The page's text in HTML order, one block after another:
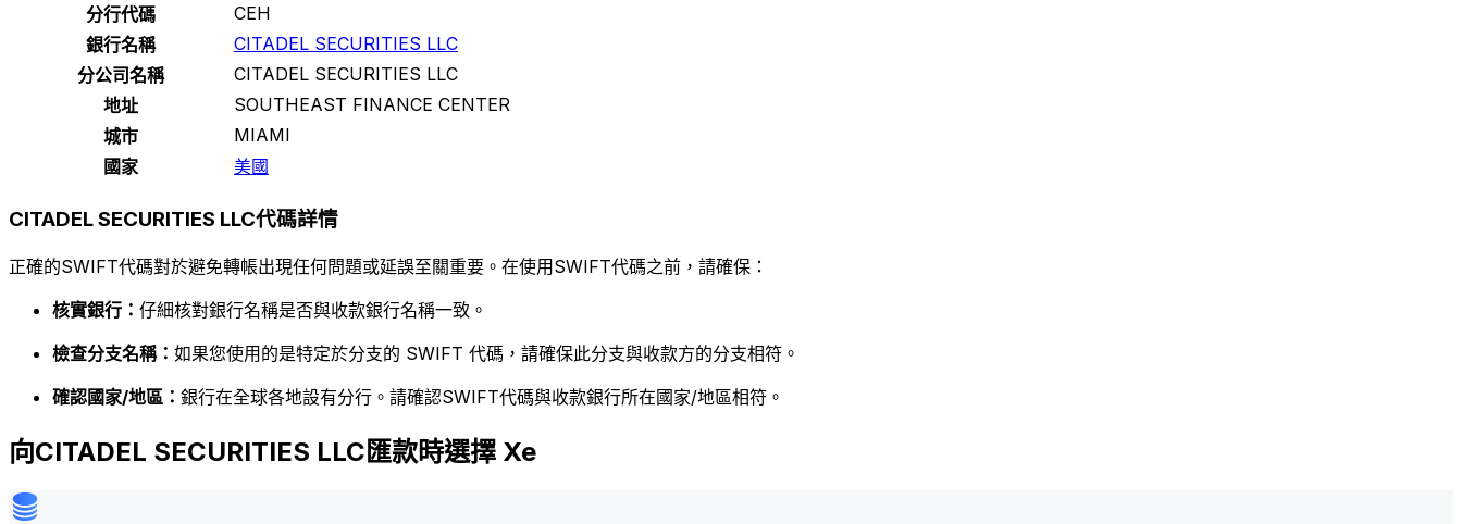
分行代碼
CEH
銀行名稱
CITADEL SECURITIES LLC
分公司名稱
CITADEL SECURITIES LLC
地址
SOUTHEAST FINANCE CENTER
城市
MIAMI
國家
美國
CITADEL SECURITIES LLC代碼詳情
正確的SWIFT代碼對於避免轉帳出現任何問題或延誤至關重要。在使用SWIFT代碼之前，請確保：
核實銀行： 仔細核對銀行名稱是否與收款銀行名稱一致。
檢查分支名稱： 如果您使用的是特定於分支的 SWIFT 代碼，請確保此分支與收款方的分支相符。
確認國家/地區： 銀行在全球各地設有分行。請確認SWIFT代碼與收款銀行所在國家/地區相符。
向CITADEL SECURITIES LLC匯款時選擇 Xe